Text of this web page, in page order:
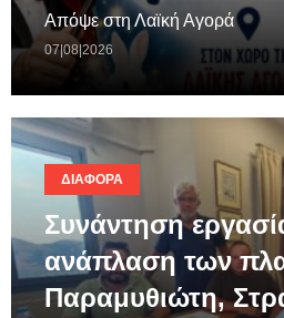
Απόψε στη Λαϊκή Αγορά
07|08|2026
ΔΙΆΦΟΡΑ
Συνάντηση
ανάπλαση των
Παραμυθιώτη,